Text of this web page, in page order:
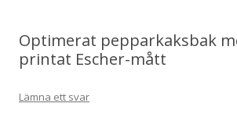
Optimerat pepparkaksbak
printat Escher-mått
Lämna ett svar